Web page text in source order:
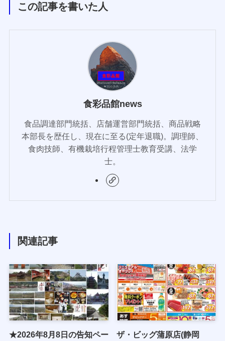
この記事を書いた人
食彩品館news
食品調達部門統括、店舗運営部門統括、商品戦略
本部長を歴任し、現在に至る(定年退職)。調理師、
食肉技師、有機栽培行程管理士教育受講、法学
士。
関連記事
★2026年8月8日の告知ペー
ザ・ビッグ蒲原店(静岡